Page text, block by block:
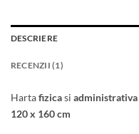
DESCRIERE
RECENZII (1)
Hartafizicasi administrativa
120 x 160 cm